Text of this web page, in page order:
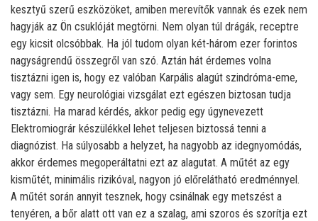
kesztyű szerű eszközöket, amiben merevítők vannak és ezek nem
hagyják az Ön csuklóját megtörni. Nem olyan túl drágák, receptre
egy kicsit olcsóbbak. Ha jól tudom olyan két-három ezer forintos
nagyságrendű összegről van szó. Aztán hát érdemes volna
tisztázni igen is, hogy ez valóban Karpális alagút szindróma-eme,
vagy sem. Egy neurológiai vizsgálat ezt egészen biztosan tudja
tisztázni. Ha marad kérdés, akkor pedig egy úgynevezett
Elektromiográr készülékkel lehet teljesen biztossá tenni a
diagnózist. Ha súlyosabb a helyzet, ha nagyobb az idegnyomódás,
akkor érdemes megoperáltatni ezt az alagutat. A műtét az egy
kisműtét, minimális rizikóval, nagyon jó előrelátható eredménnyel.
A műtét során annyit tesznek, hogy csinálnak egy metszést a
tenyéren, a bőr alatt ott van ez a szalag, ami szoros és szorítja ezt